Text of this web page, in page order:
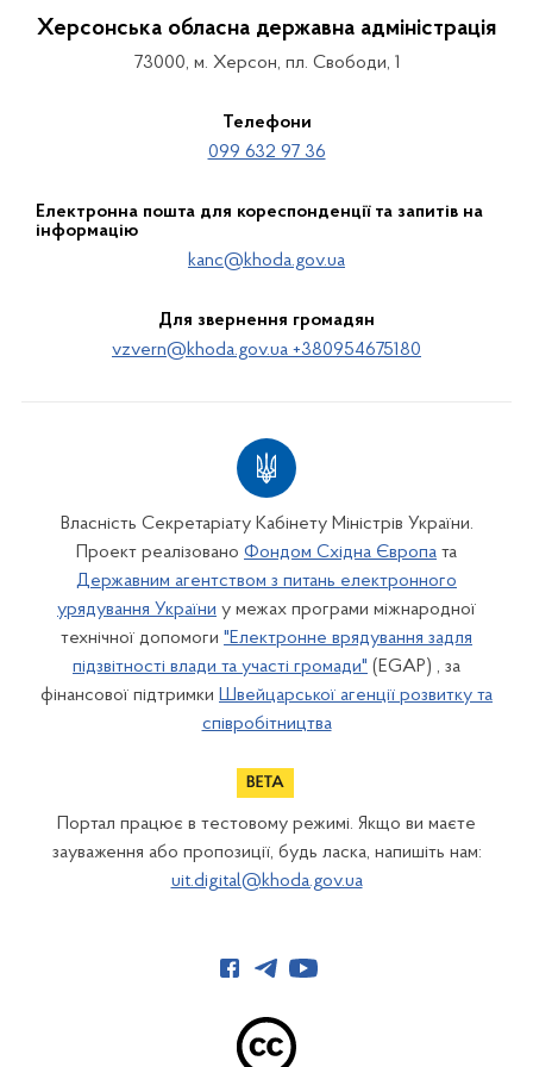
Херсонська обласна державна адміністрація
73000, м. Херсон, пл. Свободи, 1
Телефони
099 632 97 36
Електронна пошта для кореспонденції та запитів на
інформацію
kanc@khoda.gov.ua
Для звернення громадян
vzvern@khoda.gov.ua +380954675180
Власність Секретаріату Кабінету Міністрів України.
Проект реалізовано Фондом Східна Європа та
Державним агентством з питань електронного
урядування України у межах програми міжнародної
технічної допомоги "Електронне врядування задля
підзвітності влади та участі громади" (EGAP) , за
фінансової підтримки Швейцарської агенції розвитку та
співробітництва
Портал працює в тестовому режимі. Якщо ви маєте
зауваження або пропозиції, будь ласка, напишіть нам:
uit.digital@khoda.gov.ua